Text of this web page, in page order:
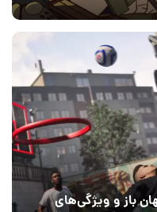
است؟ کارگردانان15 مرداد 1405
باز و ویژگی‌های